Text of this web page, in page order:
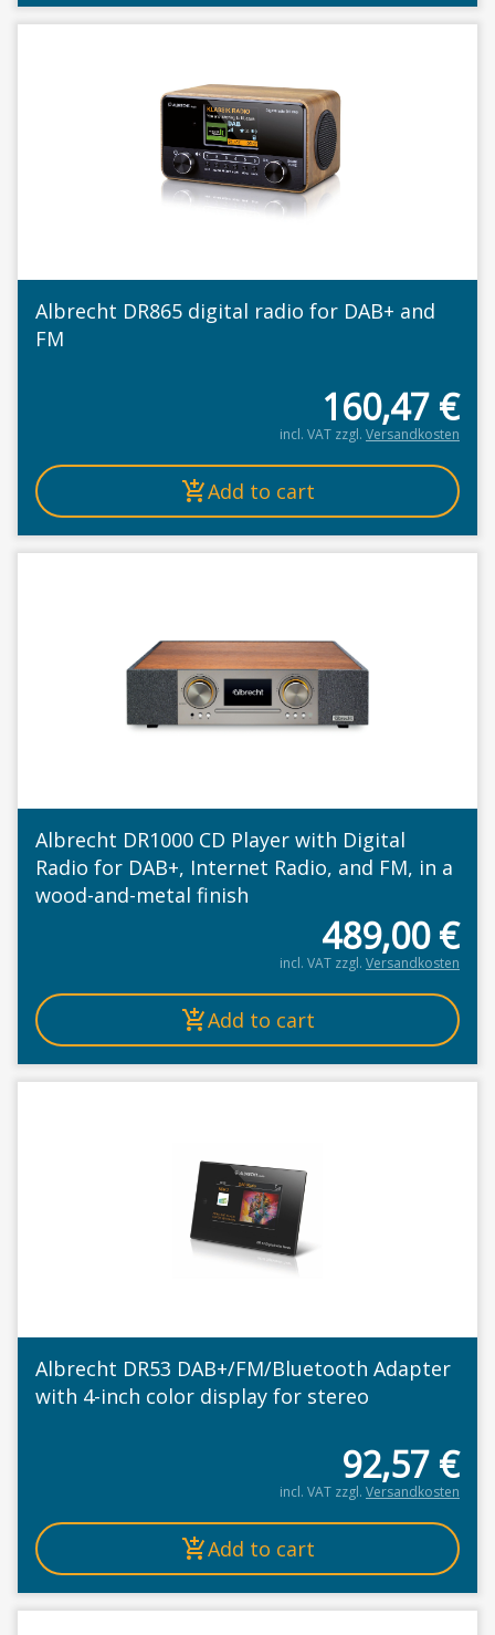
Albrecht DR865 digital radio for DAB+ and
FM
160,47 €
incl. VAT zzgl. Versandkosten
Add to cart
Albrecht DR1000 CD Player with Digital
Radio for DAB+, Internet Radio, and FM, in a
wood-and-metal finish
489,00€
incl. VAT zzgl. Versandkosten
Add to cart
Albrecht DR53 DAB+/FM/Bluetooth Adapter
with 4-inch color display for stereo
92,57 €
incl. VAT zzgl. Versandkosten
Add to cart